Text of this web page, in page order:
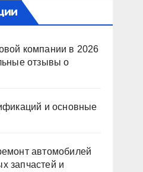
компании в 2026
отзывы о
и основные
автомобилей
запчастей и